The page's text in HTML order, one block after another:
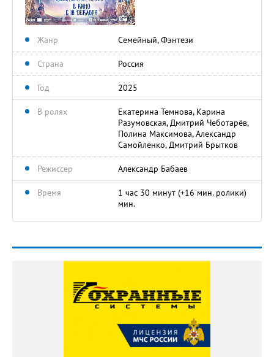
Жанр Семейный, Фэнтези
Страна Россия
Год 2025
В ролях
Екатерина Темнова, Карина
Разумовская, Дмитрий Чеботарёв,
Полина Максимова, Александр
Самойленко, Дмитрий Брытков
Режиссер Александр Бабаев
Время
1 час 30 минут (+16 мин. ролики)
мин.